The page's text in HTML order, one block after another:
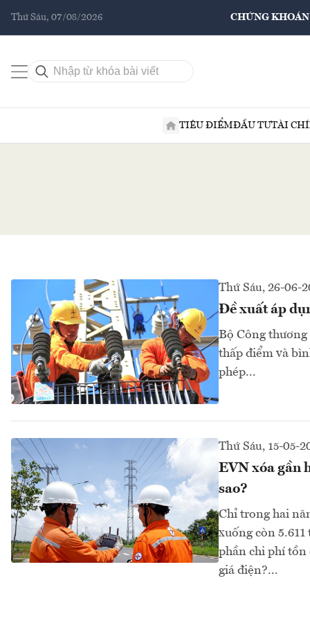
Thứ Sáu, 07/08/2026 CHỨNG KHOÁN
TIÊU ĐIỂMĐẦU TƯTÀI
Thứ Sáu, 26-06-
Đề xuất áp
Bộ Công thương
thấp điểm và
phép...
Thứ Sáu, 15-05-
EVN xóa gần
sao?
Chỉ trong hai
xuống còn
phần chi phí tồn
giá điện?...